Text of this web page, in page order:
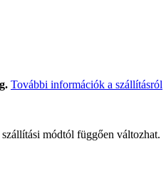
További információk a szállításról
módtól függően változhat.